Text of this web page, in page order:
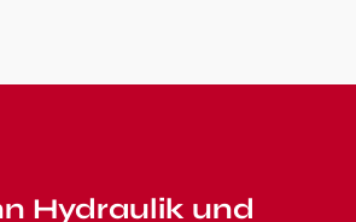
Hydraulik und